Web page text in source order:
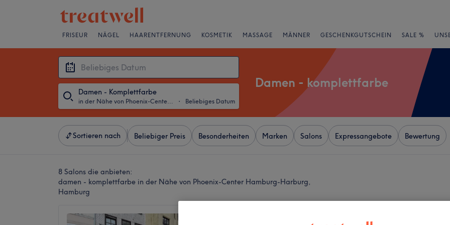
FRISEUR NÄGEL HAARENTFERNUNG KOSMETIK MASSAGE MÄNNER GESCHENKGUTSCHEIN SALE %
Damen - Komplettfarbe
in der Nähe von Phoenix-Center Hamburg-Harburg, Hamburg ・ Beliebiges Datum
Damen - komplettfarbe
Sortieren nach Beliebiger Preis Besonderheiten Marken Salons Expressangebote Bewertung
8 Salons die anbieten:
damen - komplettfarbe in der Nähe von Phoenix-Center Hamburg-Harburg,
Hamburg
+